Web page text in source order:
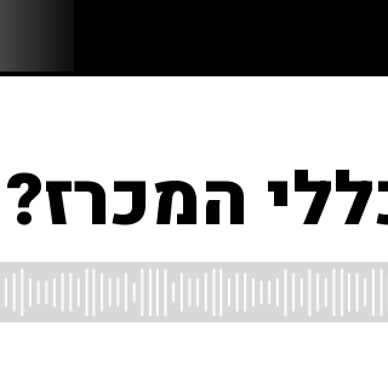
המכרז?